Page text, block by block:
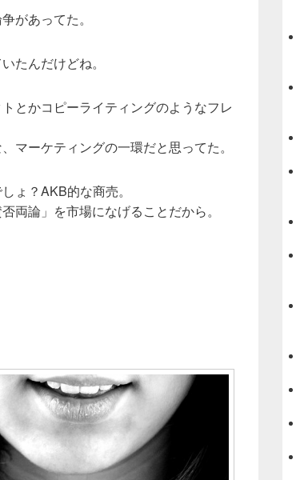
があってた。
たんだけどね。
とかコピーライティングのようなフレ
マーケティングの一環だと思ってた。
ょ？AKB的な商売。
両論」を市場になげることだから。